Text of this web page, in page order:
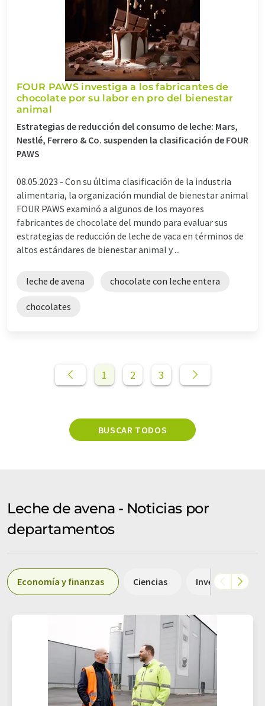
FOUR PAWS investiga a los fabricantes de
chocolate por su labor en pro del bienestar
animal
Estrategias de reducción del consumo de leche: Mars,
Nestlé, Ferrero & Co. suspenden la clasificación de FOUR
PAWS
08.05.2023 - Con su última clasificación de la industria
alimentaria, la organización mundial de bienestar animal
FOUR PAWS examinó a algunos de los mayores
fabricantes de chocolate del mundo para evaluar sus
estrategias de reducción de leche de vaca en términos de
altos estándares de bienestar animal y ...
leche de avena chocolate con leche entera
chocolates
1 2 3
BUSCAR TODOS
Leche de avena - Noticias por
departamentos
Economía y finanzas Ciencias Investigación y